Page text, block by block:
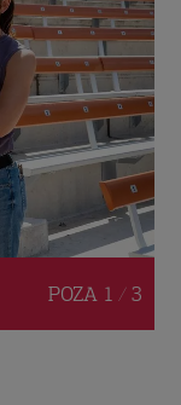
POZA 1 / 3